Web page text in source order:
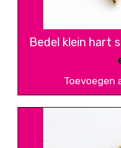
Bedel klein hart
Toevoegen